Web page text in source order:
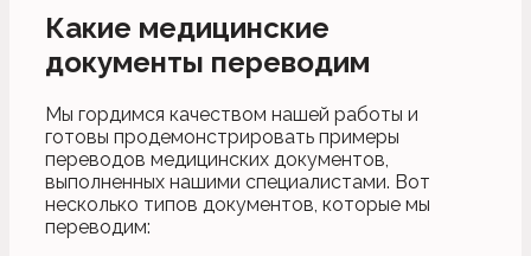
Какие медицинские
документы переводим
Мы гордимся качеством нашей работы и
готовы продемонстрировать примеры
переводов медицинских документов,
выполненных нашими специалистами. Вот
несколько типов документов, которые мы
переводим: